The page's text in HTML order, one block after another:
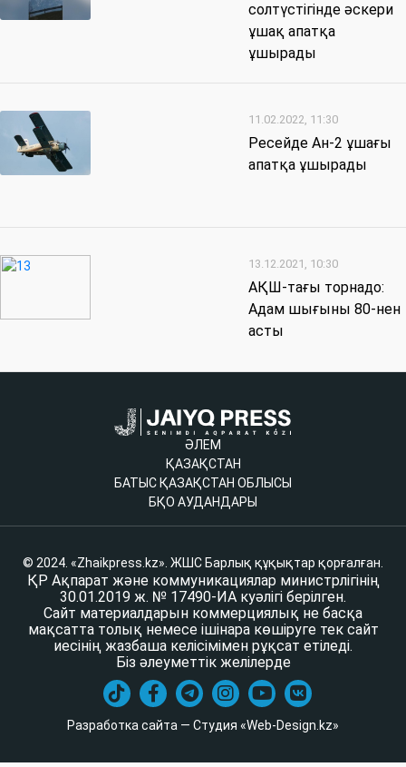
солтүстігінде әскери
ұшақ апатқа
ұшырады
11.02.2022, 11:30
Ресейде Ан-2 ұшағы
апатқа ұшырады
13.12.2021, 10:30
АҚШ-тағы торнадо:
Адам шығыны 80-нен
асты
ӘЛЕМ
ҚАЗАҚСТАН
БАТЫС ҚАЗАҚСТАН ОБЛЫСЫ
БҚО АУДАНДАРЫ
© 2024. «Zhaikpress.kz». ЖШС Барлық құқықтар қорғалған.
ҚР Ақпарат және коммуникациялар министрлігінің
30.01.2019 ж. № 17490-ИА куәлігі берілген.
Сайт материалдарын коммерциялық не басқа
мақсатта толық немесе ішінара көшіруге тек сайт
иесінің жазбаша келісімімен рұқсат етіледі.
Біз әлеуметтік желілерде
Разработка сайта — Студия «Web-Design.kz»